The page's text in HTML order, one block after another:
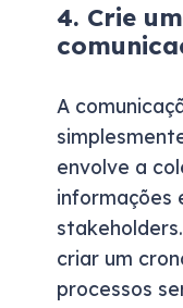
4. Crie
A
envolve a
informações
criar um
processos